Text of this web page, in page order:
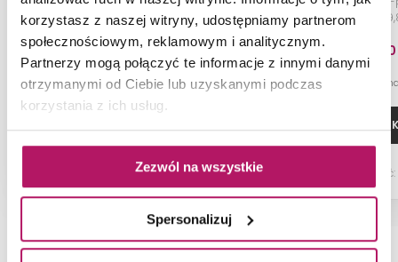
korzystasz z naszej witryny, udostępniamy partnerom
społecznościowym, reklamowym i analitycznym.
Partnerzy mogą połączyć te informacje z innymi danymi
otrzymanymi od Ciebie lub uzyskanymi podczas
korzystania z ich usług.
Zezwól na wszystkie
Spersonalizuj
115,70 PLN
na zamówienie
-3% od 280,70 PLN
DODAJ DO
Dostępność: